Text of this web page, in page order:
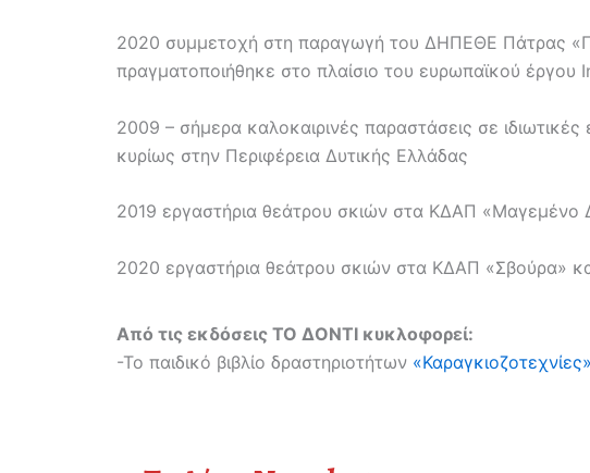
2020 συμμετοχή στη παραγωγή του ΔΗΠΕΘΕ Πάτρας
πραγματοποιήθηκε στο πλαίσιο του ευρωπαϊκού έργου
2009 – σήμερα καλοκαιρινές παραστάσεις σε ιδιωτικές
κυρίως στην Περιφέρεια Δυτικής Ελλάδας
2019 εργαστήρια θεάτρου σκιών στα ΚΔΑΠ «Μαγεμένο
2020 εργαστήρια θεάτρου σκιών στα ΚΔΑΠ «Σβούρα»
Από τις εκδόσεις ΤΟ ΔΟΝΤΙ κυκλοφορεί:
-Το παιδικό βιβλίο δραστηριοτήτων «Καραγκιοζοτεχνίες»